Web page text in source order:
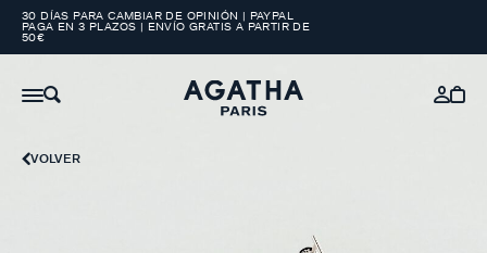
30 DÍAS PARA CAMBIAR DE OPINIÓN | PAYPAL
PAGA EN 3 PLAZOS | ENVÍO GRATIS A PARTIR DE
50€
VOLVER